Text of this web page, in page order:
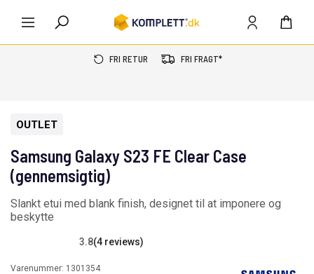
FRI RETUR FRI FRAGT*
OUTLET
Samsung Galaxy S23 FE Clear Case
(gennemsigtig)
Slankt etui med blank finish, designet til at imponere og
beskytte
3.8(4 reviews)
Varenummer: 1301354